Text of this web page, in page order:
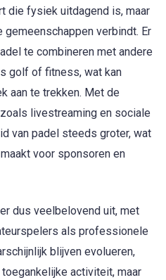
die fysiek uitdagend is, maar
verbindt. Er
te combineren met andere
golf of fitness, wat kan
aan te trekken. Met de
livestreaming en sociale
van padel steeds groter, wat
voor sponsoren en
dus veelbelovend uit, met
als professionele
blijven evolueren,
activiteit, maar